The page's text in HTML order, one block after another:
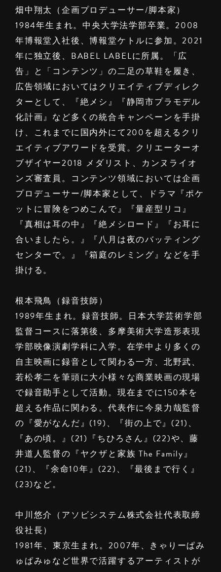
畑中翔太（企画プロデューサー/脚本家）
1984年生まれ。中央大学法学部卒業。2008
年博報堂入社後、博報堂ケトルに参加。2021
年に独立後、BABEL LABELに所属。「広
告」と「コンテンツ」の二足の草鞋を履き、
広告領域においてはクリエイティブディレク
ターとして、『絶メシ』『静岡市プラモデル
化計画』など多くの統合キャンペーンを手掛
け、これまでに国内外にて200を超えるクリ
エイティブアワードを受賞。クリエーターオ
ブザイヤー2018 メダリスト、カンヌライオ
ンズ審査員。コンテンツ領域においては企画
プロデューサー/脚本家として、ドラマ『ポケ
ットに冒険をつめこんで』『量産型リコ』
『真相は耳の中』『絶メシロード』『お耳に
合いましたら。』『八月は夜のバッティング
センターで。』『箱庭のレミング』などを手
掛ける。
根本飛鳥（録音技師）
1989年生まれ。録音技師。日本大学芸術学部
監督コースに落第後、多摩美術大学造形表現
学部映像演劇学科に入学。在学中より多くの
自主映画に録音として関わる一方、北野武、
若松孝二を筆頭に大小様々な商業映画の現場
で録音助手として活動。現在までに150本を
超える作品に関わる。代表作に今泉力哉監督
の『愛がなんだ』(19)、『街の上で』(21)、
『あの頃。』(21)『ちひろさん』(22)や、藤
井道人監督の『ヤクザと家族 The Family』
(21)、『余命10年』(22)、『最後まで行く』
(23)など。
中川悠介（アソビシステム株式会社代表取締
役社長）
1981年、東京生まれ。2007年、きゃりーぱみ
ゅぱみゅなど世界で活躍するアーティストが